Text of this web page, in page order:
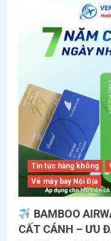
Tin tức hàng không
Vé máy bay Nội Địa
BAMBOO
CẤT CÁNH – ƯU